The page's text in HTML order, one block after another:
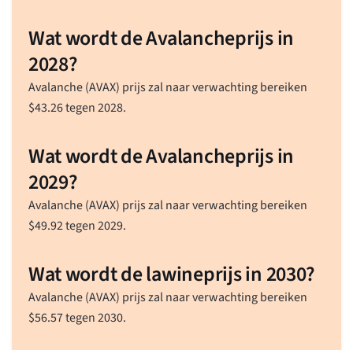
Wat wordt de Avalancheprijs in
2028?
Avalanche (AVAX) prijs zal naar verwachting bereiken
$43.26tegen 2028.
Wat wordt de Avalancheprijs in
2029?
Avalanche (AVAX) prijs zal naar verwachting bereiken
$49.92tegen 2029.
Wat wordt de lawineprijs in 2030?
Avalanche (AVAX) prijs zal naar verwachting bereiken
$56.57tegen 2030.